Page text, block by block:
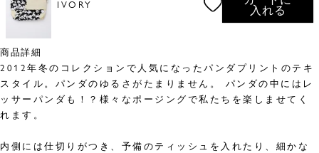
IVORY
入れる
商品詳細
2012年冬のコレクションで人気になったパンダプリントのテキ
スタイル。パンダのゆるさがたまりません。 パンダの中にはレ
ッサーパンダも！？様々なポージングで私たちを楽しませてく
れます。
内側には仕切りがつき、予備のティッシュを入れたり、細かな